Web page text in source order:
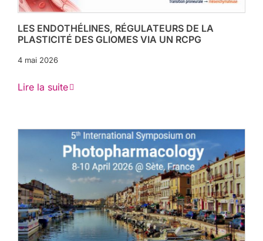
LES ENDOTHÉLINES, RÉGULATEURS DE LA
PLASTICITÉ DES GLIOMES VIA UN RCPG
4 mai 2026
Lire la suite